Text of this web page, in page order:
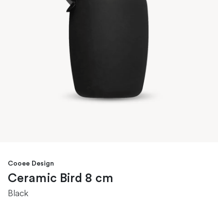
Cooee Design
Ceramic Bird 8 cm
Black